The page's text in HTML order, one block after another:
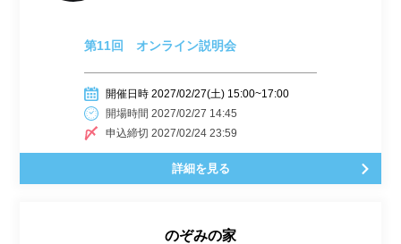
第11回 オンライン説明会
開催日時 2027/02/27(土) 15:00~17:00
開場時間 2027/02/27 14:45
申込締切 2027/02/24 23:59
詳細を見る
のぞみの家